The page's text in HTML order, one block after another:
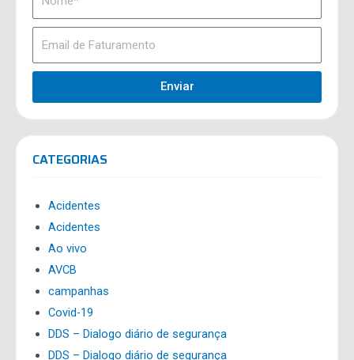
Enviar
CATEGORIAS
Acidentes
Acidentes
Ao vivo
AVCB
campanhas
Covid-19
DDS – Dialogo diário de segurança
DDS – Dialogo diário de segurança